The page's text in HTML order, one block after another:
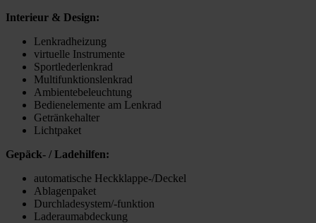
Interieur & Design:
Lenkradheizung
virtuelle Instrumente
Sportlederlenkrad
Multifunktionslenkrad
Ambientebeleuchtung
Bedienelemente am Lenkrad
Getränkehalter
Lichtpaket
Gepäck- / Ladehilfen:
automatische Heckklappe-/Deckel
Ablagenpaket
Durchladesystem/-funktion
Laderaumabdeckung